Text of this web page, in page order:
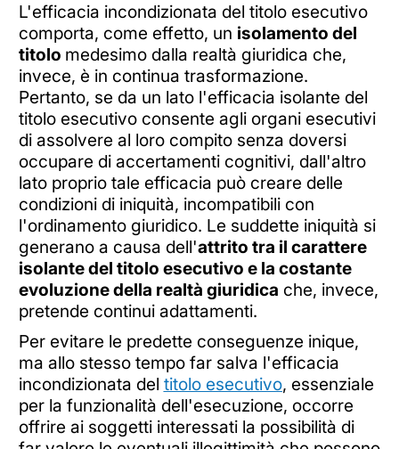
L'efficacia incondizionata del titolo esecutivo
comporta, come effetto, un isolamento del
titolo medesimo dalla realtà giuridica che,
invece, è in continua trasformazione.
Pertanto, se da un lato l'efficacia isolante del
titolo esecutivo consente agli organi esecutivi
di assolvere al loro compito senza doversi
occupare di accertamenti cognitivi, dall'altro
lato proprio tale efficacia può creare delle
condizioni di iniquità, incompatibili con
l'ordinamento giuridico. Le suddette iniquità si
generano a causa dell'attrito tra il carattere
isolante del titolo esecutivo e la costante
evoluzione della realtà giuridica che, invece,
pretende continui adattamenti.
Per evitare le predette conseguenze inique,
ma allo stesso tempo far salva l'efficacia
incondizionata del titolo esecutivo, essenziale
per la funzionalità dell'esecuzione, occorre
offrire ai soggetti interessati la possibilità di